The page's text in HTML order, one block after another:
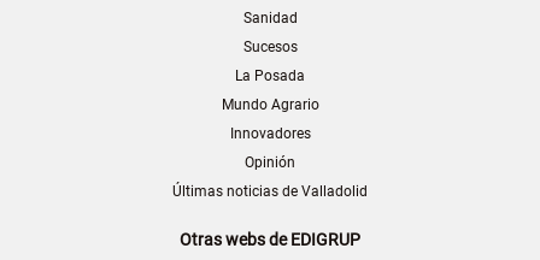
Sanidad
Sucesos
La Posada
Mundo Agrario
Innovadores
Opinión
Últimas noticias de Valladolid
Otras webs de EDIGRUP